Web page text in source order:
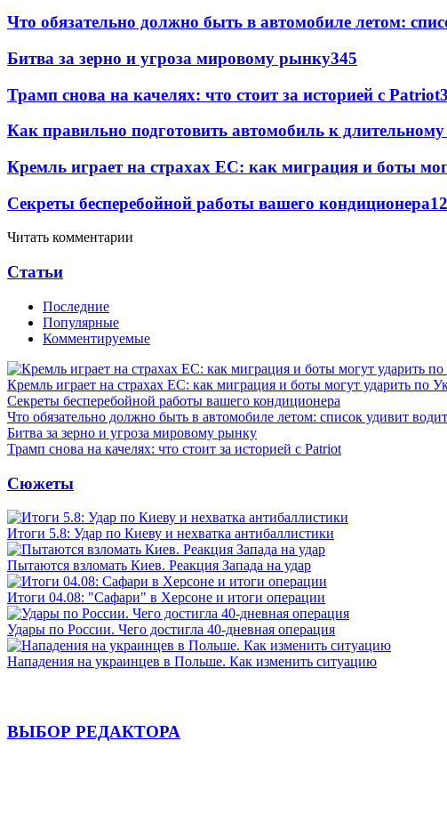
Что обязательно должно быть в автомобиле летом:
Битва за зерно и угроза мировому рынку345
Трамп снова на качелях: что стоит за историей с Patriot
Как правильно подготовить автомобиль к
Кремль играет на страхах ЕС: как миграция и боты
Секреты бесперебойной работы вашего кондиционера
Читать комментарии
Статьи
Последние
Популярные
Комментируемые
Кремль играет на страхах ЕС: как миграция и боты могут ударить по
Секреты бесперебойной работы вашего кондиционера
Что обязательно должно быть в автомобиле летом: список удивит
Битва за зерно и угроза мировому рынку
Трамп снова на качелях: что стоит за историей с Patriot
Сюжеты
Итоги 5.8: Удар по Киеву и нехватка антибаллистики
Пытаются взломать Киев. Реакция Запада на удар
Итоги 04.08: "Сафари" в Херсоне и итоги операции
Удары по России. Чего достигла 40-дневная операция
Нападения на украинцев в Польше. Как изменить ситуацию
ВЫБОР РЕДАКТОРА